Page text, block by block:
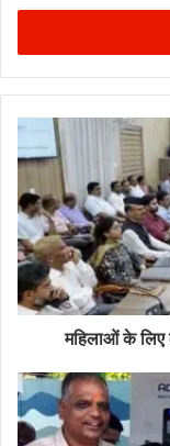
Email
महिलाओं के लिए